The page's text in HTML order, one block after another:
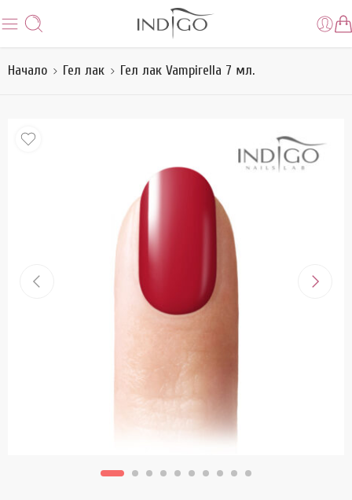
Начало Гел лак Гел лак Vampirella 7 мл.